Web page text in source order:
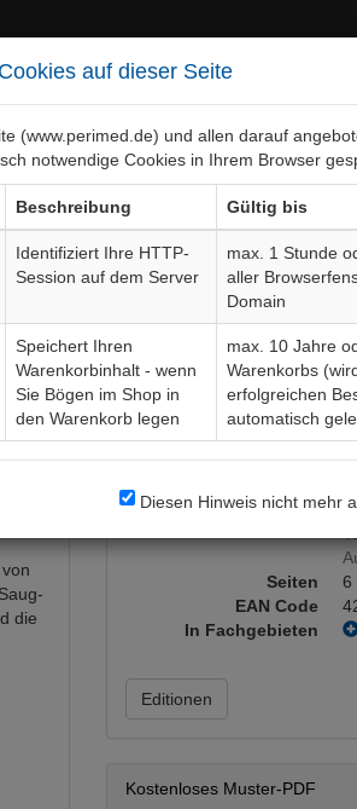
Bogen-Gesamtübersicht
auf dieser Seite
(www.perimed.de) und allen darauf
notwendige Cookies in Ihrem Browser
Beschreibung
Gültig bis
Identifiziert Ihre HTTP-
Session auf dem Server
max. 1 Stunde
aller
Domain
Speichert Ihren
Warenkorbinhalt - wenn
Sie Bögen im Shop in
den Warenkorb legen
max. 10 Jahre
Warenkorbs
erfolgreichen
automatisch
Diesen Hinweis nicht mehr
Aufklärungsbogen
die
Bogendetails
Aktuelle Edition
Seiten
6
EAN Code
In Fachgebieten
Editionen
Kostenloses Muster-PDF